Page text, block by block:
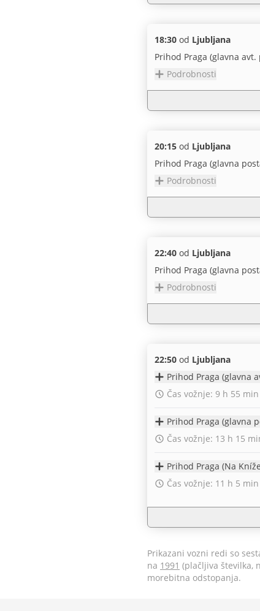
18:30 od Ljubljana
Prihod Praga (glavna
Podrobnosti
20:15 od Ljubljana
Prihod Praga (glavna
Podrobnosti
22:40 od Ljubljana
Prihod Praga (glavna
Podrobnosti
22:50 od Ljubljana
Čas vožnje: 9 h 55 min
Čas vožnje: 13 h 15
Čas vožnje: 11 h 5 min
Prikazani vozni redi so
na 1991 (plačljiva številka,
morebitna odstopanja.